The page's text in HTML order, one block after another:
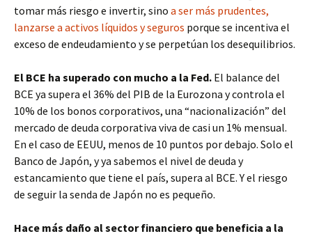
tomar más riesgo e invertir, sino a ser más prudentes,
lanzarse a activos líquidos y seguros porque se incentiva el
exceso de endeudamiento y se perpetúan los desequilibrios.
El BCE ha superado con mucho a la Fed. El balance del
BCE ya supera el 36% del PIB de la Eurozona y controla el
10% de los bonos corporativos, una “nacionalización” del
mercado de deuda corporativa viva de casi un 1% mensual.
En el caso de EEUU, menos de 10 puntos por debajo. Solo el
Banco de Japón, y ya sabemos el nivel de deuda y
estancamiento que tiene el país, supera al BCE. Y el riesgo
de seguir la senda de Japón no es pequeño.
Hace más daño al sector financiero que beneficia a la